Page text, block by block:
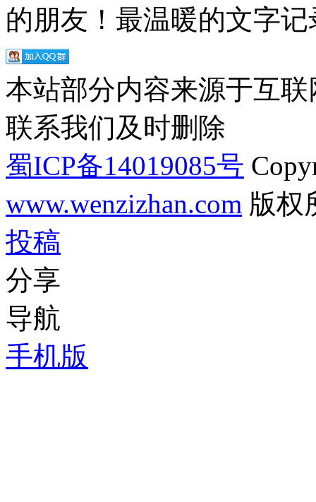
的朋友！最温暖的文字
本站部分内容来源于互
联系我们及时删除
蜀ICP备14019085号
www.wenzizhan.com 版权
投稿
分享
导航
手机版